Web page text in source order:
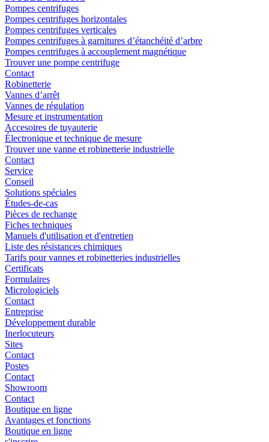
Pompes centrifuges
Pompes centrifuges horizontales
Pompes centrifuges verticales
Pompes centrifuges à garnitures d’étanchéité d’arbre
Pompes centrifuges à accouplement magnétique
Trouver une pompe centrifuge
Contact
Robinetterie
Vannes d’arrêt
Vannes de régulation
Mesure et instrumentation
Accesoires de tuyauterie
Électronique et technique de mesure
Trouver une vanne et robinetterie industrielle
Contact
Service
Conseil
Solutions spéciales
Études-de-cas
Pièces de rechange
Fiches techniques
Manuels d'utilisation et d'entretien
Liste des résistances chimiques
Tarifs pour vannes et robinetteries industrielles
Certificats
Formulaires
Micrologiciels
Contact
Entreprise
Développement durable
Inerlocuteurs
Sites
Contact
Postes
Contact
Showroom
Contact
Boutique en ligne
Avantages et fonctions
Boutique en ligne